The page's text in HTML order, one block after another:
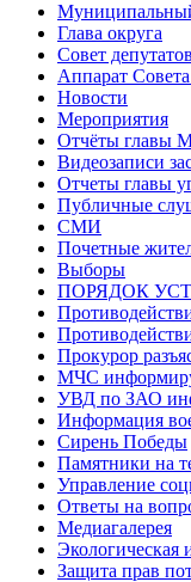
Глава округа
Совет депутатов
Аппарат
Новости
Мероприятия
Отчёты главы
Видеозаписи
Отчеты главы
Публичные
СМИ
Почетные
Выборы
ПОРЯДОК
Прокурор
МЧС
УВД по ЗАО
Информация
Сирень Победы
Памятники на
Управление
Ответы на
Медиагалерея
Экологическая
Защита прав